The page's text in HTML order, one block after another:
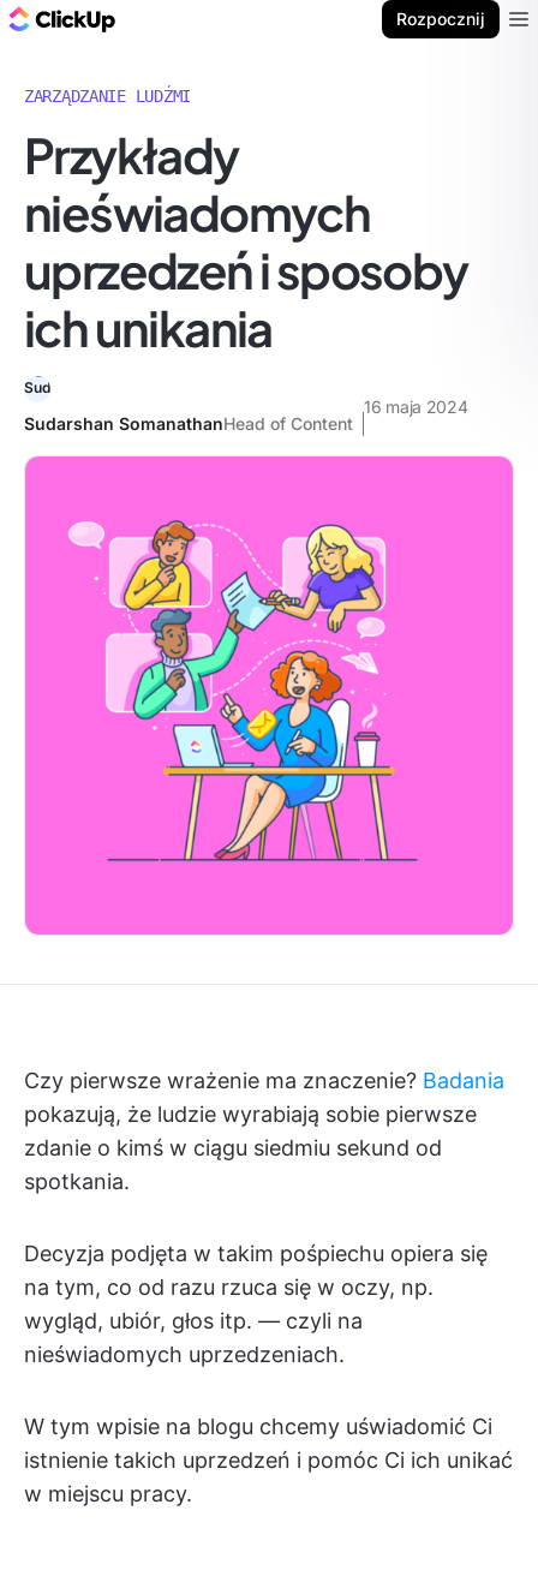
Rozpocznij
ZARZĄDZANIE LUDŹMI
Przykłady
nieświadomych
uprzedzeń i sposoby
ich unikania
Sudarshan SomanathanHead of Content
16 maja 2024
Czy pierwsze wrażenie ma znaczenie? Badania
pokazują, że ludzie wyrabiają sobie pierwsze
zdanie o kimś w ciągu siedmiu sekund od
spotkania.
Decyzja podjęta w takim pośpiechu opiera się
na tym, co od razu rzuca się w oczy, np.
wygląd, ubiór, głos itp. — czyli na
nieświadomych uprzedzeniach.
W tym wpisie na blogu chcemy uświadomić Ci
istnienie takich uprzedzeń i pomóc Ci ich unikać
w miejscu pracy.